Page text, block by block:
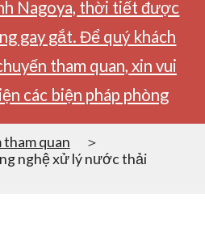
Nagoya, thời tiết được
gay gắt. Để quý khách
tham quan, xin vui
các biện pháp phòng
quan
nghệ xử lý nước thải